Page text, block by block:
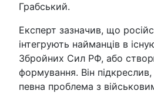
Грабський.
Експерт зазначив, що
інтегрують найманців в
Збройних Сил РФ, або
формування. Він
певна проблема з